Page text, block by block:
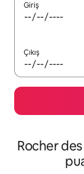
Giriş
Çıkış
Rocher